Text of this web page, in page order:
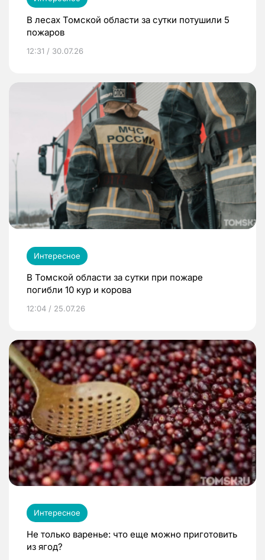
В лесах Томской области за сутки потушили 5
пожаров
12:31 / 30.07.26
Интересное
В Томской области за сутки при пожаре
погибли 10 кур и корова
12:04 / 25.07.26
Интересное
Не только варенье: что еще можно приготовить
из ягод?